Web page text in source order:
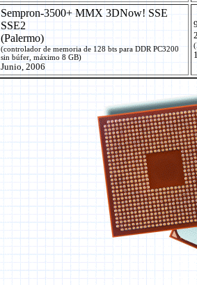
Sempron-3500+ MMX 3DNow! SSE
SSE2
(Palermo)
(controlador de memoria de 128 bts para DDR PC3200
sin búfer, máximo 8 GB)
Junio, 2006